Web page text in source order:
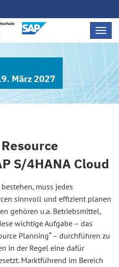
März 2027
S/4HANA Cloud
muss jedes
sinnvoll und effizient planen
gehören u.a. Betriebsmittel,
wichtige Aufgabe – das
Planning“ – durchführen zu
in der Regel eine dafür
Marktführend im Bereich